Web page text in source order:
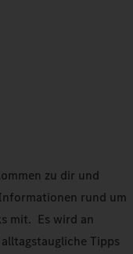
zu dir und
rund um
mit. Es wird an
Tipps